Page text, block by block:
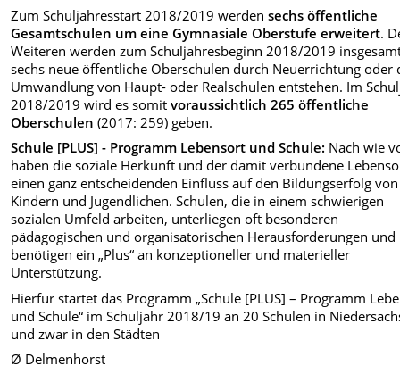
Zum Schuljahresstart 2018/2019 werdensechs öffentliche
Gesamtschulen um eine Gymnasiale Oberstufe erweitert.
Weiteren werden zum Schuljahresbeginn 2018/2019
sechs neue öffentliche Oberschulen durch Neuerrichtung oder
Umwandlung von Haupt- oder Realschulen entstehen. Im
2018/2019 wird es somitvoraussichtlich 265 öffentliche
Oberschulen (2017: 259) geben.
Schule [PLUS] - Programm Lebensort und Schule: Nach wie
haben die soziale Herkunft und der damit verbundene
einen ganz entscheidenden Einfluss auf den Bildungserfolg von
Kindern und Jugendlichen. Schulen, die in einem schwierigen
sozialen Umfeld arbeiten, unterliegen oft besonderen
pädagogischen und organisatorischen Herausforderungen und
benötigen ein „Plus“ an konzeptioneller und materieller
Unterstützung.
Hierfür startet das Programm „Schule [PLUS] – Programm
und Schule“ im Schuljahr 2018/19 an 20 Schulen in
und zwar in den Städten
Ø Delmenhorst